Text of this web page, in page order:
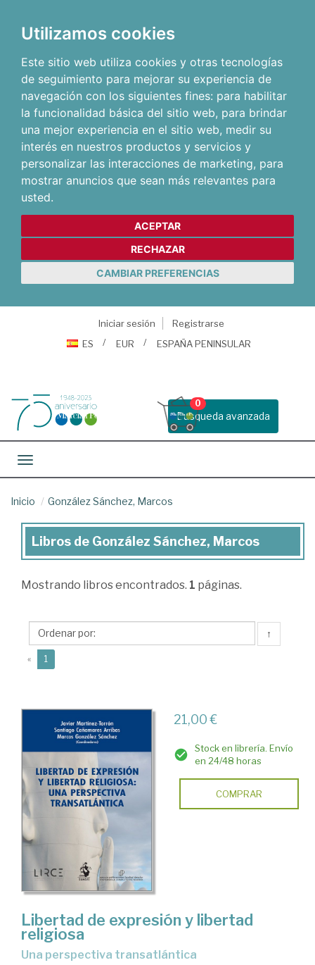
Utilizamos cookies
Este sitio web utiliza cookies y otras tecnologías
de seguimiento para mejorar su experiencia de
navegación con los siguientes fines: para habilitar
la funcionalidad básica del sitio web, para brindar
una mejor experiencia en el sitio web, medir su
interés en nuestros productos y servicios y
personalizar las interacciones de marketing, para
mostrar anuncios que sean más relevantes para
usted.
ACEPTAR
RECHAZAR
CAMBIAR PREFERENCIAS
Iniciar sesión
Registrarse
ES
EUR ESPAÑA PENINSULAR
Busqueda avanzada
0
Toggle navigation
Inicio González Sánchez, Marcos
Libros
González
Marcos
Libros de González Sánchez, Marcos
Mostrando libros encontrados. 1 páginas.
↑
« 1
21,00 €
Stock en librería. Envío
en 24/48 horas
COMPRAR
Libertad de expresión y libertad
religiosa
una perspectiva transatlántica